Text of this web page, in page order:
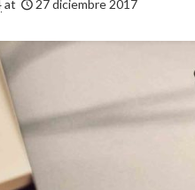
at 27 diciembre 2017